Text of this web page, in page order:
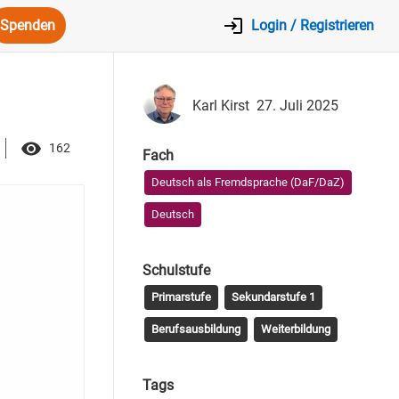
Spenden Login / Registrieren
162
Karl Kirst 27. Juli 2025
Fach
Deutsch als Fremdsprache (DaF/DaZ)
Deutsch
Schulstufe
Primarstufe Sekundarstufe 1
Berufsausbildung Weiterbildung
Tags